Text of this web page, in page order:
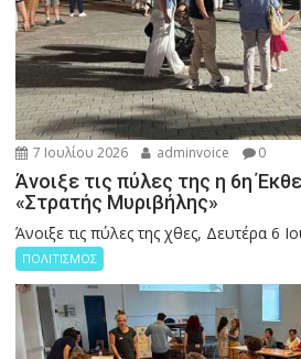
7 Ιουλίου 2026 adminvoice 0
Άνοιξε τις πύλες της η 6η
«Στρατής Μυριβήλης»
Άνοιξε τις πύλες της χθες, Δευτέρα 6
ΠΟΛΙΤΙΣΜΟΣ